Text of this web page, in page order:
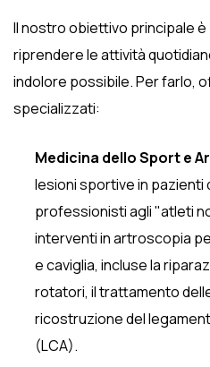
Il nostro obiettivo principale
riprendere le attività
indolore possibile. Per farlo,
specializzati:
Medicina dello Sport e
lesioni sportive in pazienti
professionisti agli "atleti
interventi in artroscopia
e caviglia, incluse la
rotatori, il trattamento
ricostruzione del
(LCA).